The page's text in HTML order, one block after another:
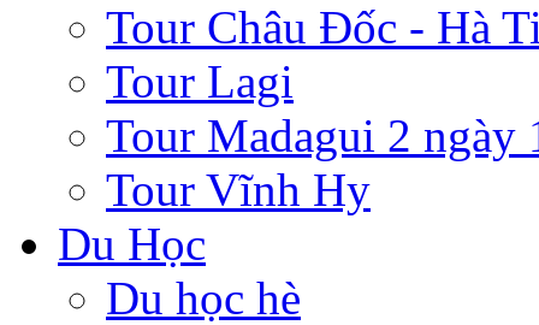
Tour Châu Đốc - Hà
Tour Lagi
Tour Madagui 2 ngày
Tour Vĩnh Hy
Du Học
Du học hè